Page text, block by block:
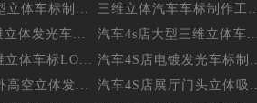
立体车标制...
体发光车...
汽车4s店大型三维立体车...
体车标LO...
汽车4S店电镀发光车标制...
高空立体发...
汽车4S店展厅门头立体吸...